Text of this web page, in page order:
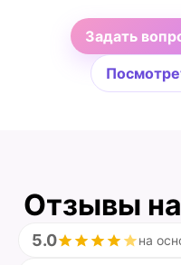
Задать
Отзывы
5.0 на